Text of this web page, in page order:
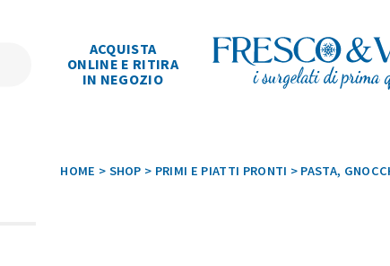
ACQUISTA
ONLINE E RITIRA
IN NEGOZIO
HOME > SHOP > PRIMI E PIATTI PRONTI > PASTA,